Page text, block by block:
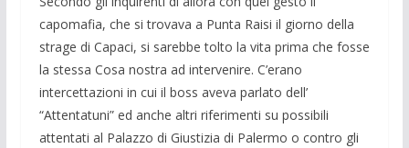
capomafia, che si trovava a Punta Raisi il giorno della
strage di Ca­paci, si sarebbe tolto la vita prima che fosse
la stessa Cosa nostra ad intervenire. C’erano
intercettazioni in cui il boss ave­va parlato dell’
“Attentatuni” ed anche al­tri riferimenti su possibili
attentati al Pa­lazzo di Giustizia di Palermo o contro gli